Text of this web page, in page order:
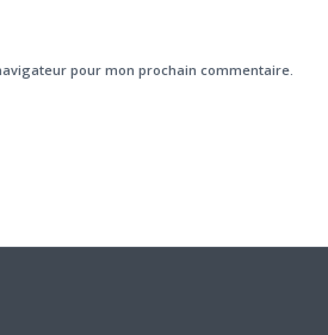
pour mon prochain commentaire.